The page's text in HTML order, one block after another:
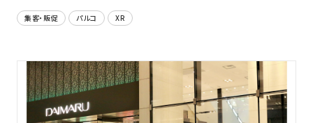
集客・販促 パルコ XR